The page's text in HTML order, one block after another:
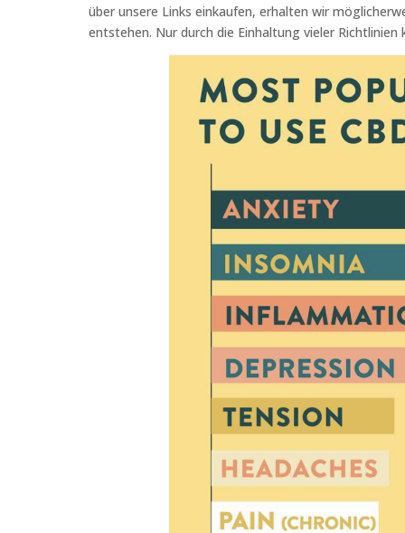
über unsere Links einkaufen, erhalten wir
entstehen. Nur durch die Einhaltung vieler